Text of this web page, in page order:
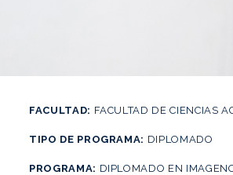
FACULTAD: FACULTAD DE CIENCIAS
TIPO DE PROGRAMA: DIPLOMADO
PROGRAMA: DIPLOMADO EN